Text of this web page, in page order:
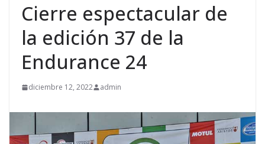
Cierre espectacular de
la edición 37 de la
Endurance 24
diciembre 12, 2022 admin